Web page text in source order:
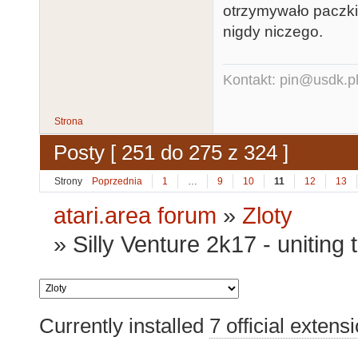
otrzymywało
nigdy niczego.
Kontakt: pin@usdk.pl
Strona
Posty [ 251 do 275 z 324 ]
Strony Poprzednia 1 … 9 10 11 12 13
atari.area forum » Zloty
» Silly Venture 2k17 - uniting
Currently installed 7 official